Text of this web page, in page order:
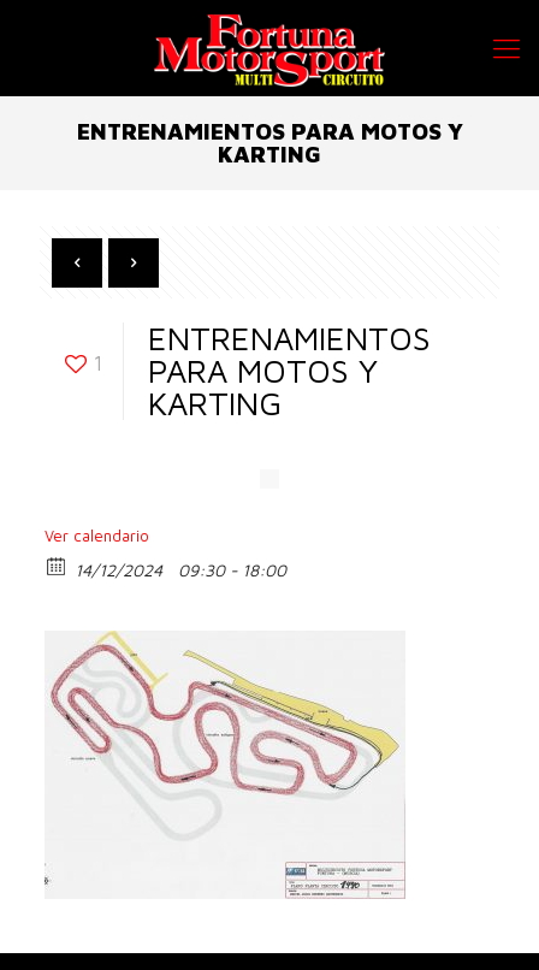
ENTRENAMIENTOS PARA MOTOS Y
KARTING
1
ENTRENAMIENTOS
PARA MOTOS Y
KARTING
Ver calendario
14/12/2024 09:30 - 18:00